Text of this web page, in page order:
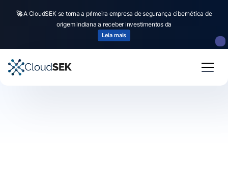
🚀A CloudSEK se torna a primeira empresa de segurança cibernética de
origem indiana a receber investimentos da
Leia mais